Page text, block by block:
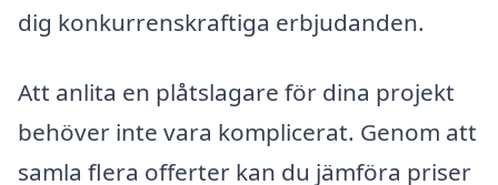
dig konkurrenskraftiga erbjudanden.
Att anlita en plåtslagare för dina projekt
behöver inte vara komplicerat. Genom att
samla flera offerter kan du jämföra priser